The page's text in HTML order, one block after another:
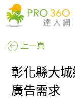
上一頁
彰化縣大
廣告需求